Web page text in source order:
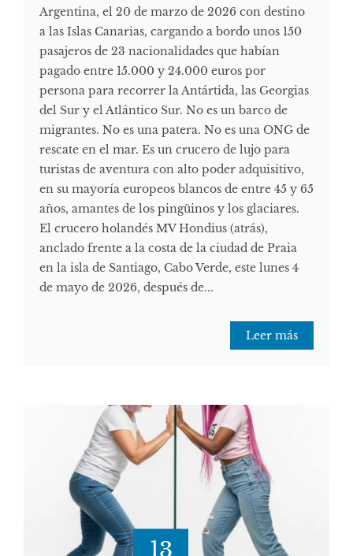
Argentina, el 20 de marzo de 2026 con destino
a las Islas Canarias, cargando a bordo unos 150
pasajeros de 23 nacionalidades que habían
pagado entre 15.000 y 24.000 euros por
persona para recorrer la Antártida, las Georgias
del Sur y el Atlántico Sur. No es un barco de
migrantes. No es una patera. No es una ONG de
rescate en el mar. Es un crucero de lujo para
turistas de aventura con alto poder adquisitivo,
en su mayoría europeos blancos de entre 45 y 65
años, amantes de los pingüinos y los glaciares.
El crucero holandés MV Hondius (atrás),
anclado frente a la costa de la ciudad de Praia
en la isla de Santiago, Cabo Verde, este lunes 4
de mayo de 2026, después de...
Leer más
13